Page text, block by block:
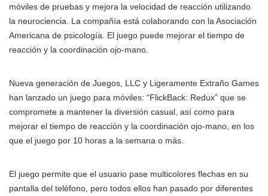
móviles de pruebas y mejora la velocidad de reacción utilizando
la neurociencia. La compañía está colaborando con la Asociación
Americana de psicología. El juego puede mejorar el tiempo de
reacción y la coordinación ojo-mano.
Nueva generación de Juegos, LLC y Ligeramente Extraño Games
han lanzado un juego para móviles: “FlickBack: Redux” que se
compromete a mantener la diversión casual, así como para
mejorar el tiempo de reacción y la coordinación ojo-mano, en los
que el juego por 10 horas a la semana o más.
El juego permite que el usuario pase multicolores flechas en su
pantalla del teléfono, pero todos ellos han pasado por diferentes